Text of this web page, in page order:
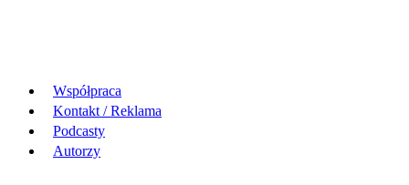
Współpraca
Kontakt / Reklama
Podcasty
Autorzy